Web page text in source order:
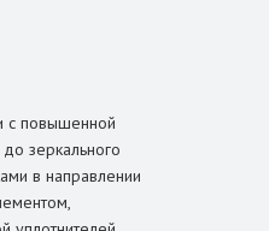
с повышенной
зеркального
в направлении